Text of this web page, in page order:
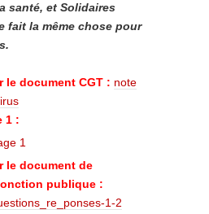
santé, et Solidaires
fait la même chose pour
le document CGT : note
1 :
le document de
publique :
1-2